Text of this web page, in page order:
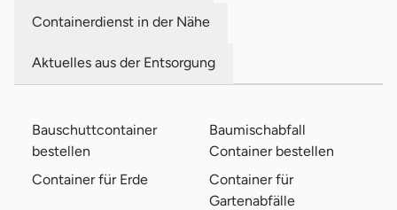
Containerdienst in der Nähe
Aktuelles aus der Entsorgung
Bauschuttcontainer
bestellen
Baumischabfall
Container bestellen
Container für Erde
Container für
Gartenabfälle